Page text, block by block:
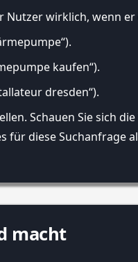
Nutzer wirklich, wenn
kaufen“).
dresden“).
Schauen Sie sich
diese Suchanfrage
macht